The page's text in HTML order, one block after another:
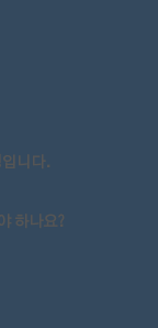
입니다.
하나요?